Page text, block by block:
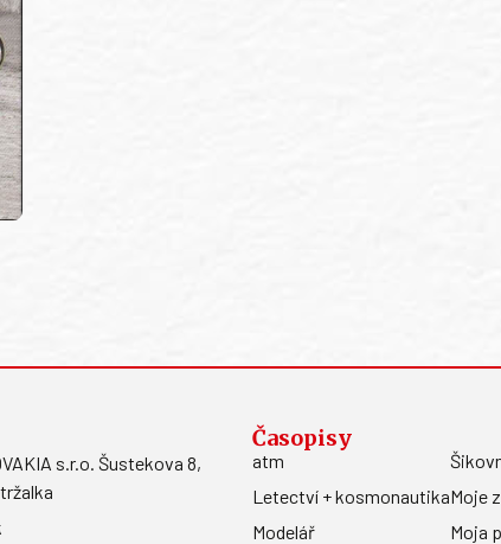
s.r.o. Šustekova 8,
Časopisy
atm
Letectví + kosmonautika
Modelář
Moje
Moja